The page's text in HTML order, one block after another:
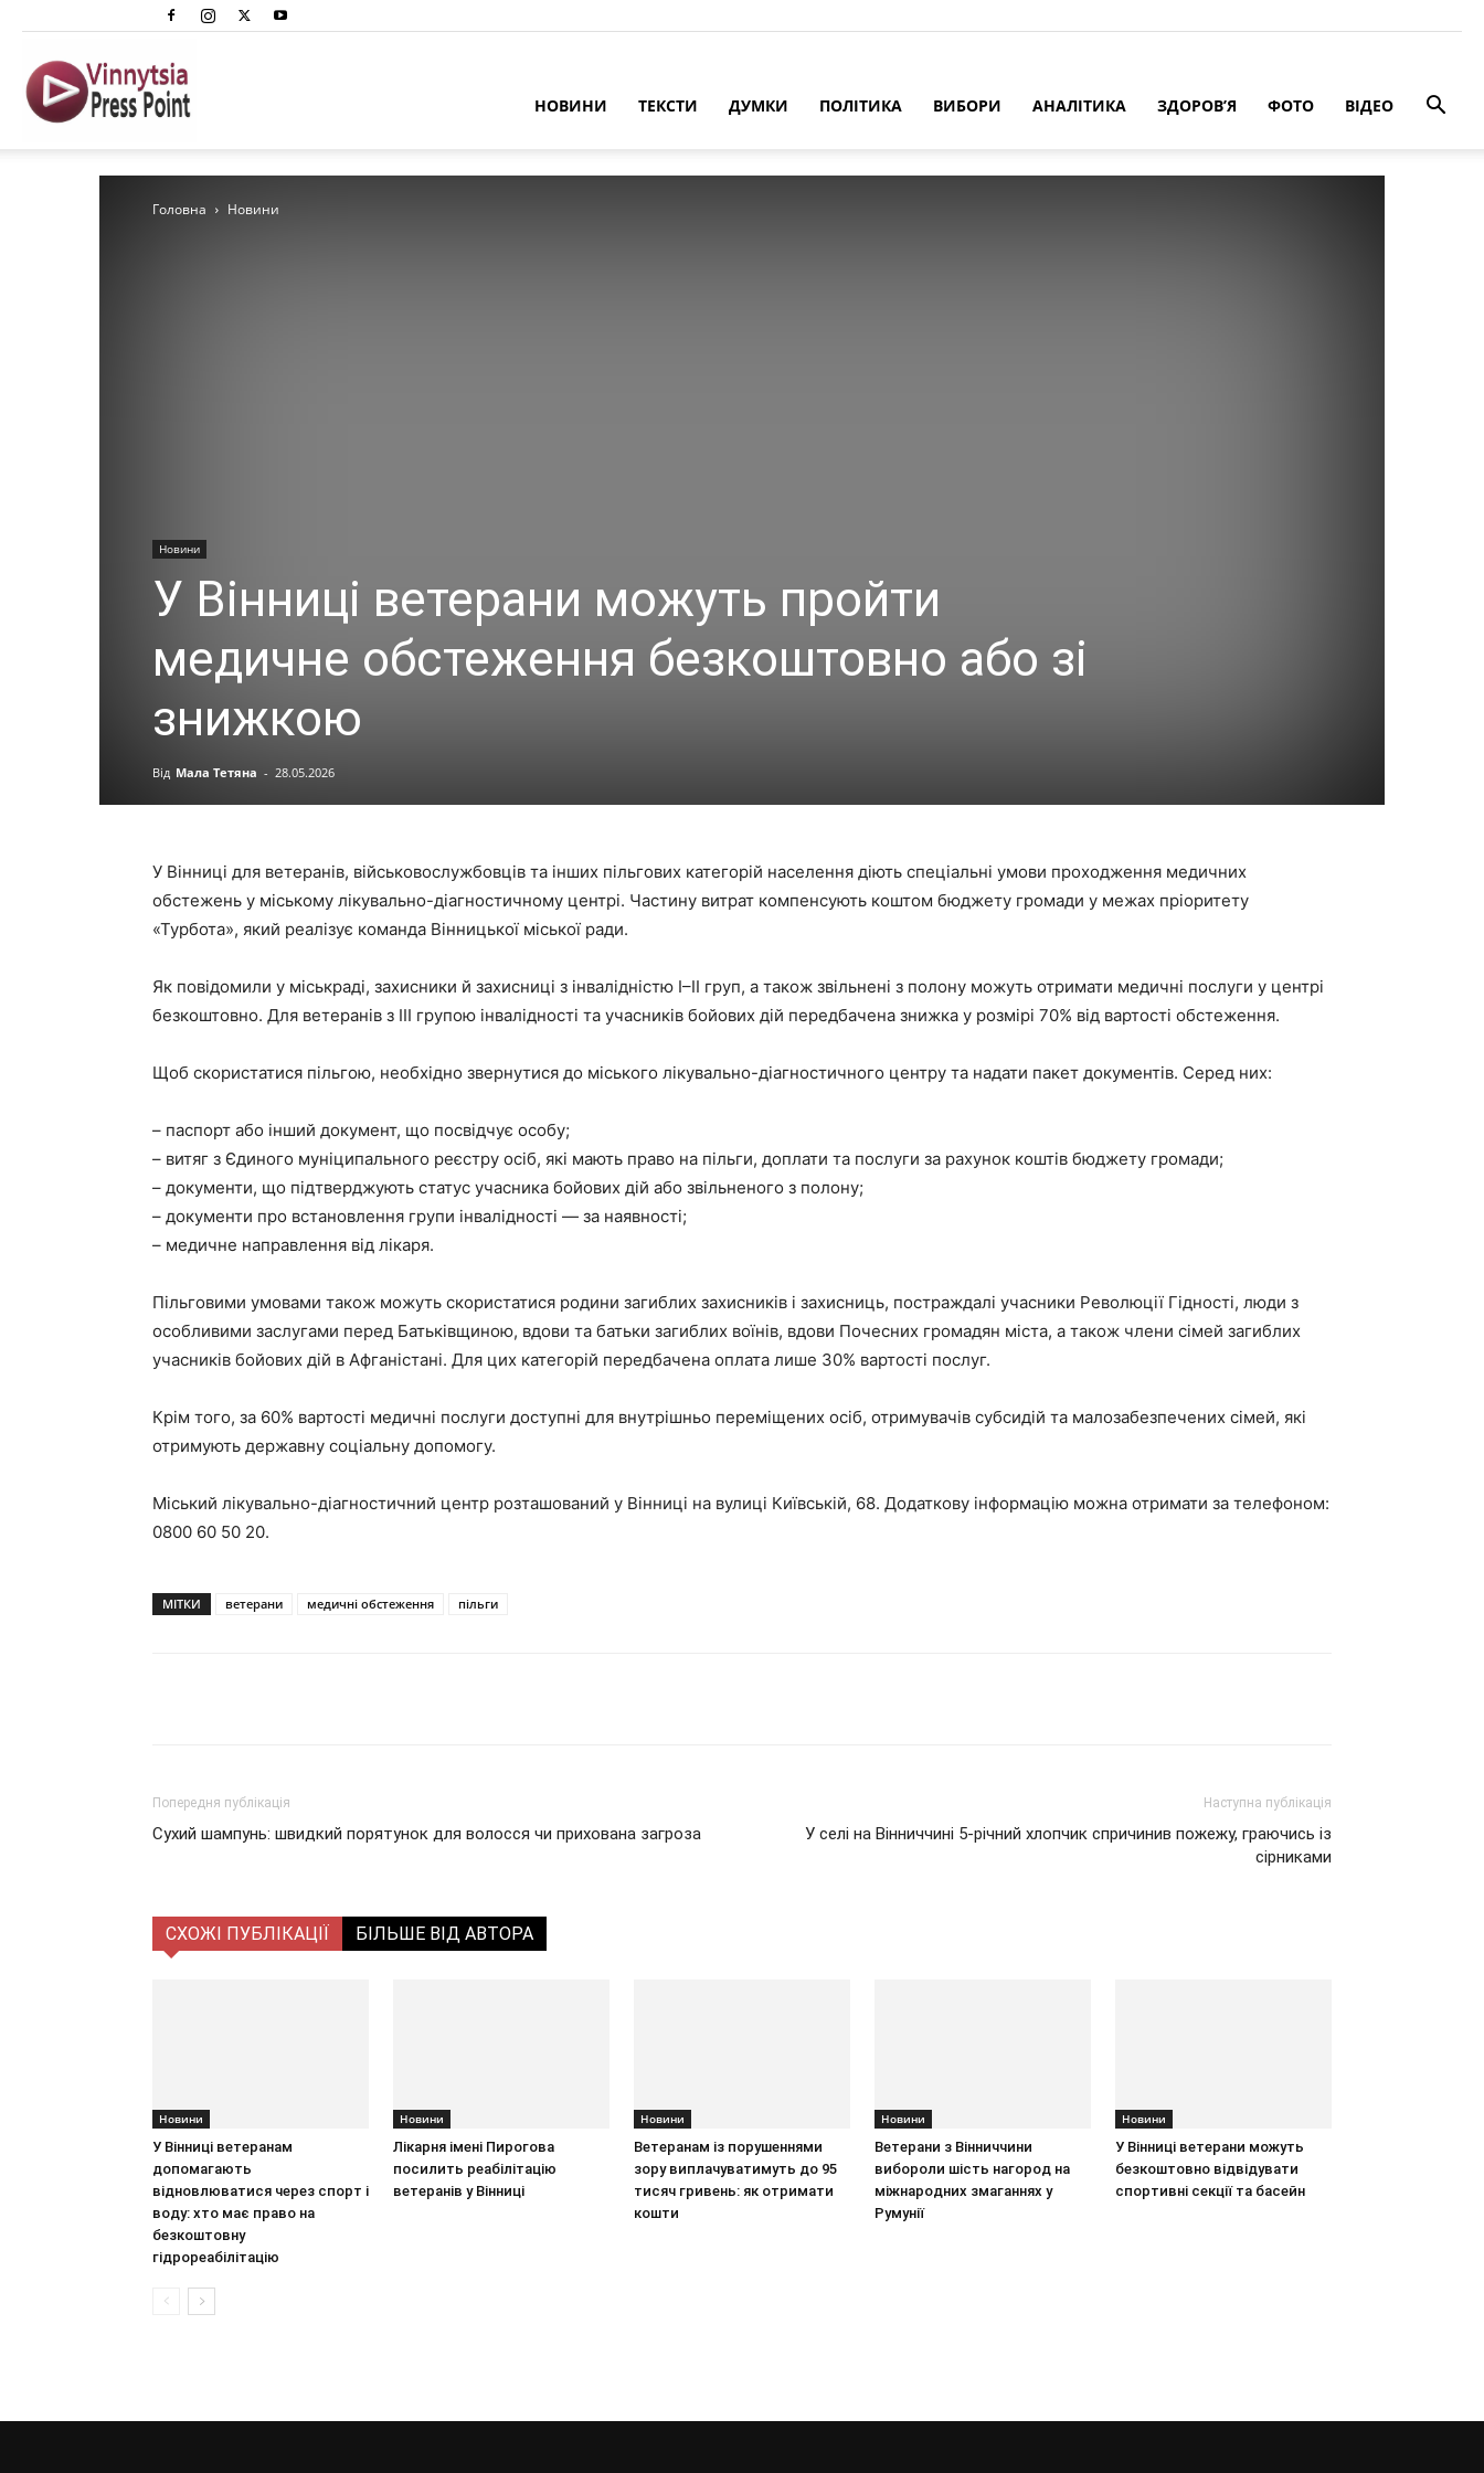
Преспоінт
НОВИНИ ТЕКСТИ ДУМКИ ПОЛІТИКА ВИБОРИ АНАЛІТИКА ЗДОРОВ’Я ФОТО ВІДЕО
Головна Новини
Новини
У Вінниці ветерани можуть пройти
медичне обстеження безкоштовно або зі
знижкою
Від Мала Тетяна - 28.05.2026
У Вінниці для ветеранів, військовослужбовців та інших пільгових категорій населення діють спеціальні умови проходження медичних
обстежень у міському лікувально-діагностичному центрі. Частину витрат компенсують коштом бюджету громади у межах пріоритету
«Турбота», який реалізує команда Вінницької міської ради.
Як повідомили у міськраді, захисники й захисниці з інвалідністю I–II груп, а також звільнені з полону можуть отримати медичні послуги у центрі
безкоштовно. Для ветеранів з III групою інвалідності та учасників бойових дій передбачена знижка у розмірі 70% від вартості обстеження.
Щоб скористатися пільгою, необхідно звернутися до міського лікувально-діагностичного центру та надати пакет документів. Серед них:
– паспорт або інший документ, що посвідчує особу;
– витяг з Єдиного муніципального реєстру осіб, які мають право на пільги, доплати та послуги за рахунок коштів бюджету громади;
– документи, що підтверджують статус учасника бойових дій або звільненого з полону;
– документи про встановлення групи інвалідності — за наявності;
– медичне направлення від лікаря.
Пільговими умовами також можуть скористатися родини загиблих захисників і захисниць, постраждалі учасники Революції Гідності, люди з
особливими заслугами перед Батьківщиною, вдови та батьки загиблих воїнів, вдови Почесних громадян міста, а також члени сімей загиблих
учасників бойових дій в Афганістані. Для цих категорій передбачена оплата лише 30% вартості послуг.
Крім того, за 60% вартості медичні послуги доступні для внутрішньо переміщених осіб, отримувачів субсидій та малозабезпечених сімей, які
отримують державну соціальну допомогу.
Міський лікувально-діагностичний центр розташований у Вінниці на вулиці Київській, 68. Додаткову інформацію можна отримати за телефоном:
0800 60 50 20.
МІТКИ ветерани медичні обстеження пільги
Попередня публікація
Сухий шампунь: швидкий порятунок для волосся чи прихована загроза
Наступна публікація
У селі на Вінниччині 5-річний хлопчик спричинив пожежу, граючись із
сірниками
СХОЖІ ПУБЛІКАЦІЇ БІЛЬШЕ ВІД АВТОРА
Новини
У Вінниці ветеранам
допомагають
відновлюватися через спорт і
воду: хто має право на
безкоштовну
гідрореабілітацію
Новини
Лікарня імені Пирогова
посилить реабілітацію
ветеранів у Вінниці
Новини
Ветеранам із порушеннями
зору виплачуватимуть до 95
тисяч гривень: як отримати
кошти
Новини
Ветерани з Вінниччини
вибороли шість нагород на
міжнародних змаганнях у
Румунії
Новини
У Вінниці ветерани можуть
безкоштовно відвідувати
спортивні секції та басейн